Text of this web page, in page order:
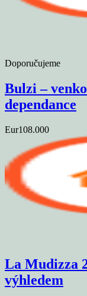
Doporučujeme
Bulzi –
dependance
Eur108.000
La Mudizza
výhledem